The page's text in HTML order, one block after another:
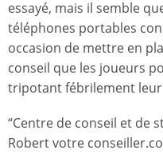
essayé, mais il semble
téléphones portables
occasion de mettre en
conseil que les joueurs
tripotant fébrilement
“Centre de conseil et de
Robert votre